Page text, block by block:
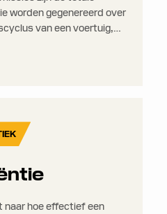
worden gegenereerd over
van een voertuig,
tot het gebruik ervan voor
hoe effectief een